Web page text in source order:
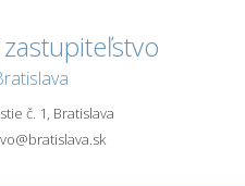
č. 1, Bratislava